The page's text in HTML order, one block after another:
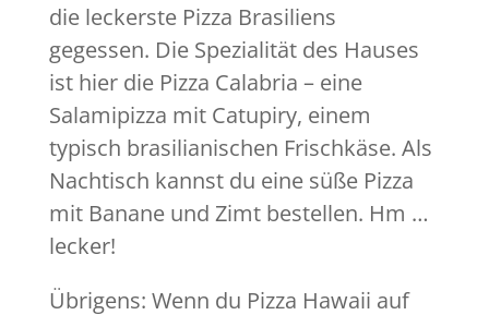
die leckerste Pizza Brasiliens
gegessen. Die Spezialität des Hauses
ist hier die Pizza Calabria – eine
Salamipizza mit Catupiry, einem
typisch brasilianischen Frischkäse. Als
Nachtisch kannst du eine süße Pizza
mit Banane und Zimt bestellen. Hm …
lecker!
Übrigens: Wenn du Pizza Hawaii auf